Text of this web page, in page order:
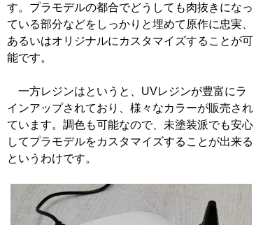
す。プラモデルの都合でどうしても肉抜きになっ
ている部分などをしっかりと埋めて原作に忠実、
あるいはオリジナルにカスタマイズすることが可
能です。
一方レジンはというと、UVレジンが豊富にラ
インアップされており、様々なカラーが販売され
ています。調色も可能なので、未塗装派でも安心
してプラモデルをカスタマイズすることが出来る
というわけです。